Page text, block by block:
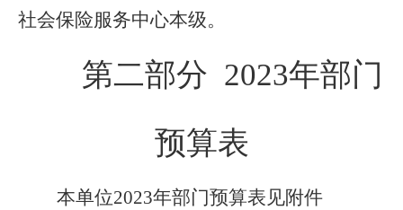
社会保险服务中心本级。
第二部分 2023年部门
预算表
本单位2023年部门预算表见附件